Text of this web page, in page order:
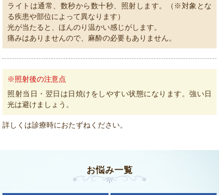
ライトは通常、数秒から数十秒、照射します。（※対象とな
る疾患や部位によって異なります）
光が当たると、ほんのり温かい感じがします。
痛みはありませんので、麻酔の必要もありません。
※照射後の注意点
照射当日・翌日は日焼けをしやすい状態になります。強い日
光は避けましょう。
詳しくは診療時におたずねください。
お悩み一覧